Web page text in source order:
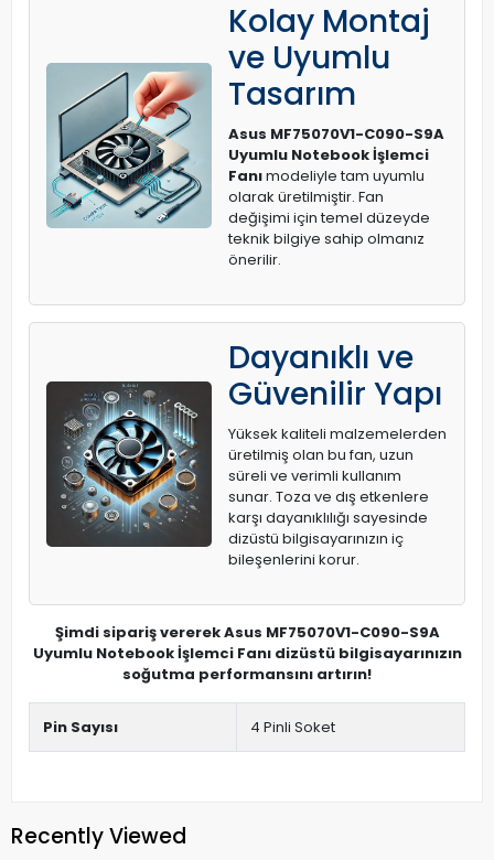
Kolay Montaj
ve Uyumlu
Tasarım
Asus MF75070V1-C090-S9A
Uyumlu Notebook İşlemci
Fanımodeliyle tam uyumlu
olarak üretilmiştir. Fan
değişimi için temel düzeyde
teknik bilgiye sahip olmanız
önerilir.
Dayanıklı ve
Güvenilir Yapı
Yüksek kaliteli malzemelerden
üretilmiş olan bu fan, uzun
süreli ve verimli kullanım
sunar. Toza ve dış etkenlere
karşı dayanıklılığı sayesinde
dizüstü bilgisayarınızın iç
bileşenlerini korur.
Şimdi sipariş vererek Asus MF75070V1-C090-S9A
Uyumlu Notebook İşlemci Fanı dizüstü bilgisayarınızın
soğutma performansını artırın!
Pin Sayısı 4 Pinli Soket
Recently Viewed